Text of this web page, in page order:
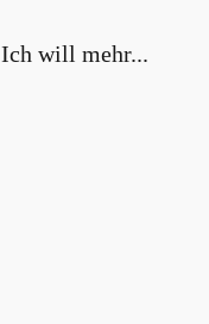
Ich will mehr...